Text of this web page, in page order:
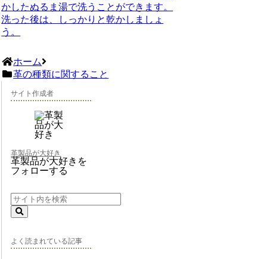
かしたぬるま湯で洗うことができます。
洗った後は、しっかりと乾かしましょ
う。
ホーム
革の種類に関すること
サイト作成者
革製品が大好き
革製品が大好きを
フォローする
よく読まれている記事